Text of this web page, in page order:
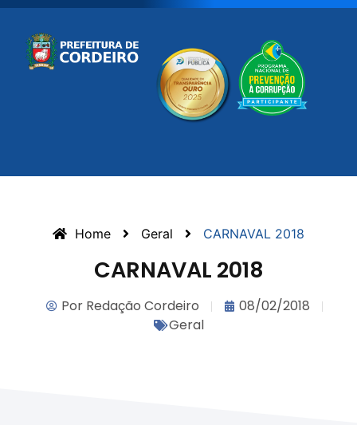
Home Geral CARNAVAL 2018
CARNAVAL 2018
Por Redação Cordeiro
08/02/2018
Geral